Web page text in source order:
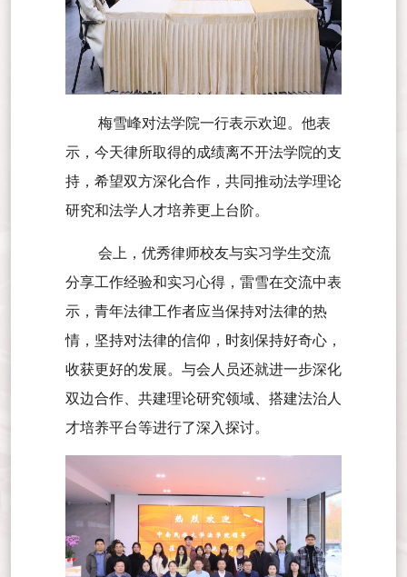
梅雪峰对法学院一行表示欢迎。他表
示，今天律所取得的成绩离不开法学院的支
持，希望双方深化合作，共同推动法学理论
研究和法学人才培养更上台阶。
会上，优秀律师校友与实习学生交流
分享工作经验和实习心得，雷雪在交流中表
示，青年法律工作者应当保持对法律的热
情，坚持对法律的信仰，时刻保持好奇心，
收获更好的发展。与会人员还就进一步深化
双边合作、共建理论研究领域、搭建法治人
才培养平台等进行了深入探讨。